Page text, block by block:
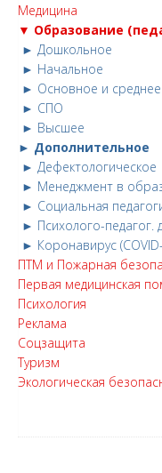
Медицина
▼ Образование
► Дошкольное
► Начальное
► Основное и среднее
► СПО
► Высшее
► Дополнительное
► Дефектологическое
► Менеджмент в
► Социальная
► Психолого-педагог.
► Коронавирус
ПТМ и Пожарная
Первая медицинская
Психология
Реклама
Соцзащита
Туризм
Экологическая